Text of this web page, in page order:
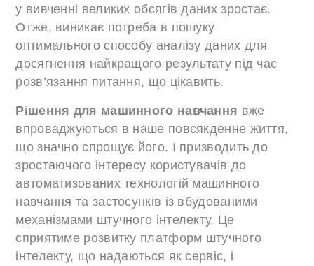
у вивченні великих обсягів даних зростає.
Отже, виникає потреба в пошуку
оптимального способу аналізу даних для
досягнення найкращого результату під час
розв’язання питання, що цікавить.
Рішення для машинного навчання вже
впроваджуються в наше повсякденне життя,
що значно спрощує його. І призводить до
зростаючого інтересу користувачів до
автоматизованих технологій машинного
навчання та застосунків із вбудованими
механізмами штучного інтелекту. Це
сприятиме розвитку платформ штучного
інтелекту, що надаються як сервіс, і